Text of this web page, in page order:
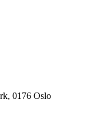
0176 Oslo